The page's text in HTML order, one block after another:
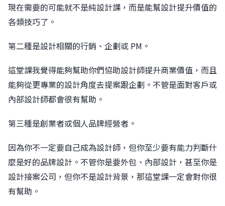
現在需要的可能就不是純設計課，而是能幫設計提升價值的
各類技巧了。
第二種是設計相關的行銷、企劃或 PM。
這堂課我覺得能夠幫助你們協助設計師提升商業價值，而且
能夠從更專業的設計角度去提案跟企劃。不管是面對客戶或
內部設計師都會很有幫助。
第三種是創業者或個人品牌經營者。
因為你不一定要自己成為設計師，但你至少要有能力判斷什
麼是好的品牌設計。不管你是要外包、內部設計，甚至你是
設計接案公司，但你不是設計背景，那這堂課一定會對你很
有幫助。